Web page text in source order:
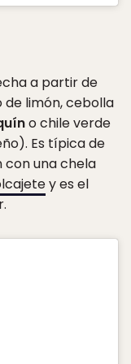
a partir de
limón, cebolla
o chile verde
Es típica de
con una chela
y es el